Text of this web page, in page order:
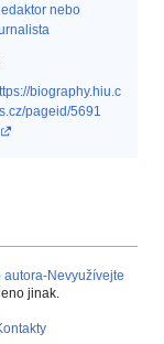
nebo
biography.hiu.c
pageid/5691
Nevyužívejte
jinak.